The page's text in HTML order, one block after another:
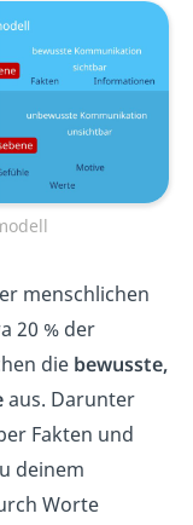
menschlichen
20 % der
diebewusste,
aus. Darunter
Fakten und
deinem
Worte